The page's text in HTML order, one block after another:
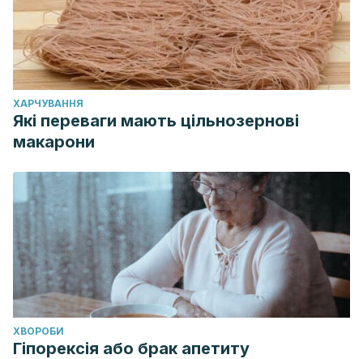
ХАРЧУВАННЯ
Які переваги мають цільнозернові
макарони
ХВОРОБИ
Гіпорексія або брак апетиту